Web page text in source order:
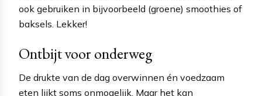
ook gebruiken in bijvoorbeeld (groene) smoothies of
baksels. Lekker!
Ontbijt voor onderweg
De drukte van de dag overwinnen én voedzaam
eten lijkt soms onmogelijk. Maar het kan